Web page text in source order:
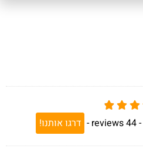
44
reviews
- דרגו אותנו!